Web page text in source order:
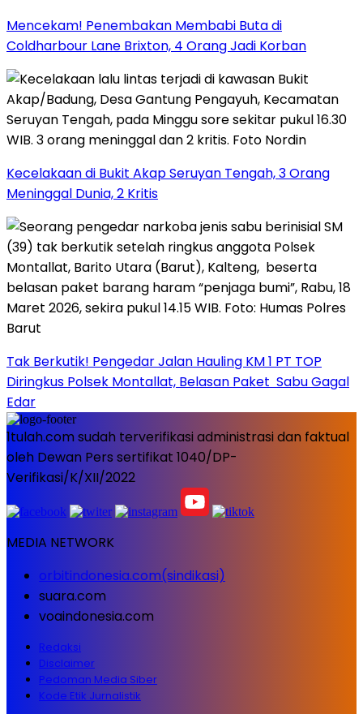
Mencekam! Penembakan Membabi Buta di
Coldharbour Lane Brixton, 4 Orang Jadi Korban
Kecelakaan di Bukit Akap Seruyan Tengah, 3 Orang
Meninggal Dunia, 2 Kritis
Tak Berkutik! Pengedar Jalan Hauling KM 1 PT TOP
Diringkus Polsek Montallat, Belasan Paket Sabu Gagal
Edar
1tulah.com sudah terverifikasi administrasi dan faktual
oleh Dewan Pers sertifikat 1040/DP-
Verifikasi/K/XII/2022
MEDIA NETWORK
orbitindonesia.com(sindikasi)
suara.com
voaindonesia.com
Redaksi
Disclaimer
Pedoman Media Siber
Kode Etik Jurnalistik